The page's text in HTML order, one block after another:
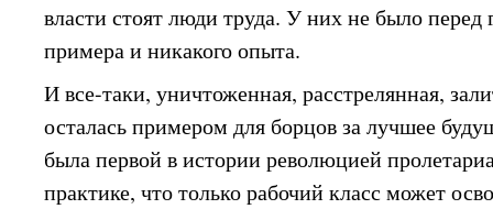
власти стоят люди труда. У них не было перед
примера и никакого опыта.
И все-таки, уничтоженная, расстрелянная,
осталась примером для борцов за лучшее
была первой в истории революцией
практике, что только рабочий класс может